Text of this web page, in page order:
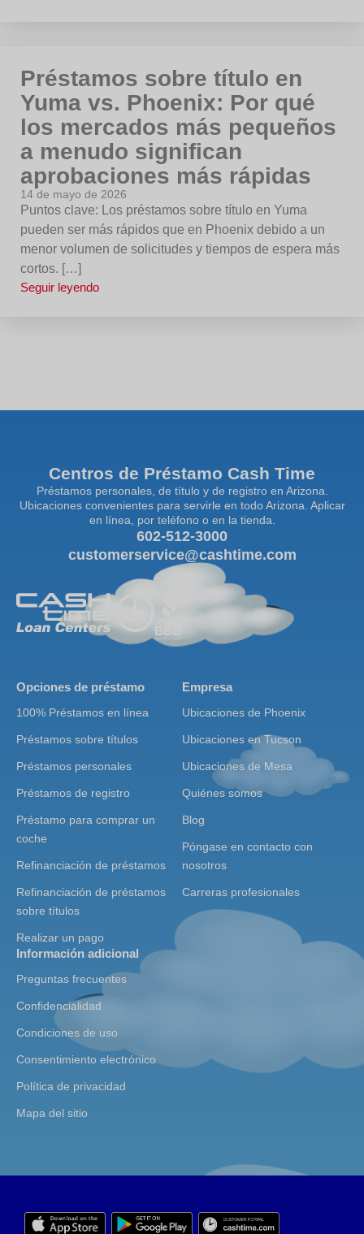
Préstamos sobre título en
Yuma vs. Phoenix: Por qué
los mercados más pequeños
a menudo significan
aprobaciones más rápidas
14 de mayo de 2026
Puntos clave: Los préstamos sobre título en Yuma
pueden ser más rápidos que en Phoenix debido a un
menor volumen de solicitudes y tiempos de espera más
cortos. […]
Seguir leyendo
Centros de Préstamo Cash Time
Préstamos personales, de título y de registro en Arizona.
Ubicaciones convenientes para servirle en todo Arizona. Aplicar
en línea, por teléfono o en la tienda.
602-512-3000
customerservice@cashtime.com
Opciones de préstamo
100% Préstamos en línea
Préstamos sobre títulos
Préstamos personales
Préstamos de registro
Préstamo para comprar un
coche
Refinanciación de préstamos
Refinanciación de préstamos
sobre títulos
Realizar un pago
Empresa
Ubicaciones de Phoenix
Ubicaciones en Tucson
Ubicaciones de Mesa
Quiénes somos
Blog
Póngase en contacto con
nosotros
Carreras profesionales
Información adicional
Preguntas frecuentes
Confidencialidad
Condiciones de uso
Consentimiento electrónico
Política de privacidad
Mapa del sitio